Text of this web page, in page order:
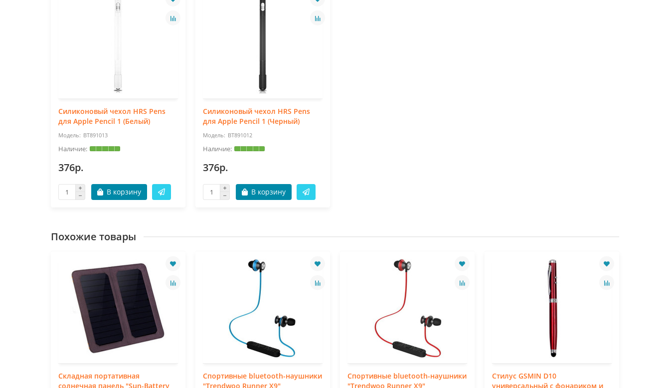
Силиконовый чехол HRS Pens
для Apple Pencil 1 (Белый)
BT891013
376р.
В корзину
Силиконовый чехол HRS Pens
для Apple Pencil 1 (Черный)
BT891012
376р.
В корзину
Похожие товары
Складная портативная
солнечная панель "Sun-Battery
Спортивные bluetooth-наушники
"Trendwoo Runner X9"
Спортивные bluetooth-наушники
"Trendwoo Runner X9"
Стилус GSMIN D10
универсальный с фонариком и